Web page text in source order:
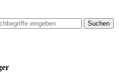
Suchen